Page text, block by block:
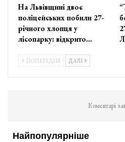
На Львівщині двоє
поліцейських побили 27-
річного хлопця у
лісопарку: відкрито…
ПОПЕРЕДНЯ ДАЛІ
Коментарі
Найпопулярніше